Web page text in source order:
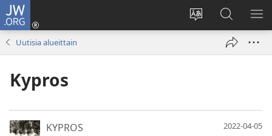
JW.ORG
Vaihda
sivuston
Kirjaudu
(avaa
Hae
JW.ORG-
sivustolta
Uutisia alueittain
Kypros
2022-04-05
KYPROS